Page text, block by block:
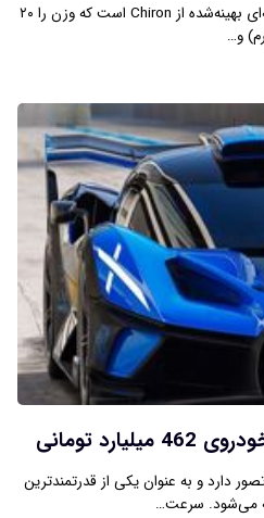
چنتو دیه‌چی از نظر مهندسی، نسخه‌ای بهینه‌شده از Chiron است که وزن را ۲۰
تومانی
دارد و به عنوان یکی از قدرتمندترین